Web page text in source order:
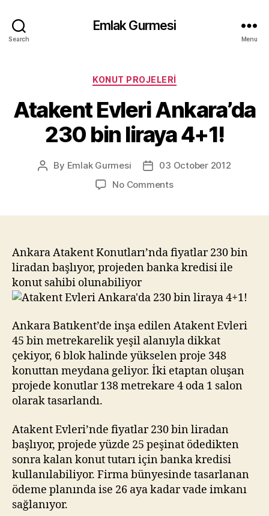
Search
Emlak Gurmesi
Menu
Categories
KONUT PROJELERI
Atakent Evleri Ankara’da
230 bin liraya 4+1!
Post
By Emlak Gurmesi
Post03 October 2012
No Commentson
bin
liraya
Ankara Atakent Konutları’nda fiyatlar 230 bin
liradan başlıyor, projeden banka kredisi ile
konut sahibi olunabiliyor
Ankara Batıkent’de inşa edilen Atakent Evleri
45 bin metrekarelik yeşil alanıyla dikkat
çekiyor, 6 blok halinde yükselen proje 348
konuttan meydana geliyor. İki etaptan oluşan
projede konutlar 138 metrekare 4 oda 1 salon
olarak tasarlandı.
Atakent Evleri’nde fiyatlar 230 bin liradan
başlıyor, projede yüzde 25 peşinat ödedikten
sonra kalan konut tutarı için banka kredisi
kullanılabiliyor. Firma bünyesinde tasarlanan
ödeme planında ise 26 aya kadar vade imkanı
sağlanıyor.